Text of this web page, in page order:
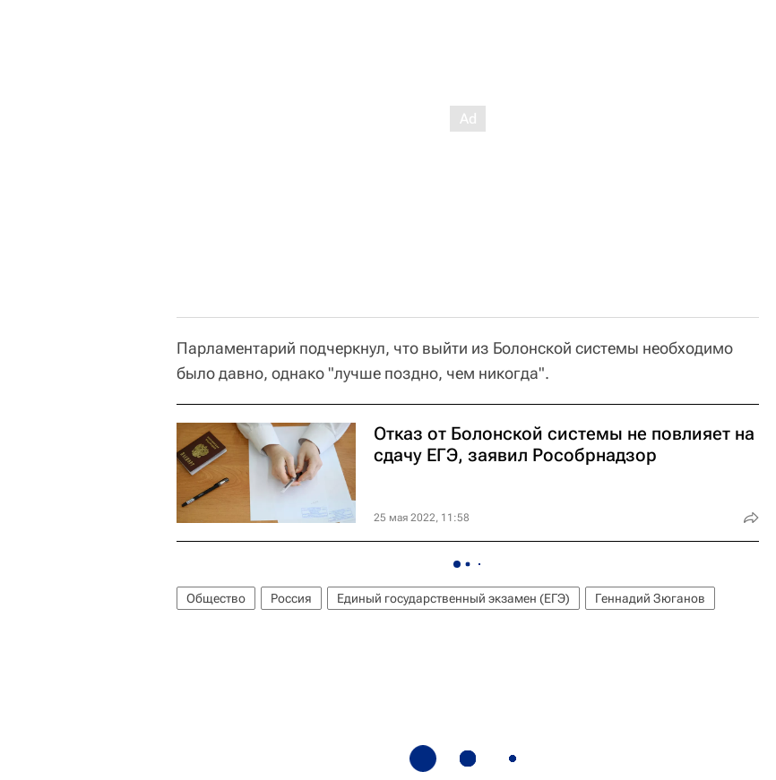
Парламентарий подчеркнул, что выйти из Болонской системы необходимо
было давно, однако "лучше поздно, чем никогда".
Отказ от Болонской системы не повлияет на
сдачу ЕГЭ, заявил Рособрнадзор
25 мая 2022, 11:58
Общество Россия Единый государственный экзамен (ЕГЭ) Геннадий Зюганов